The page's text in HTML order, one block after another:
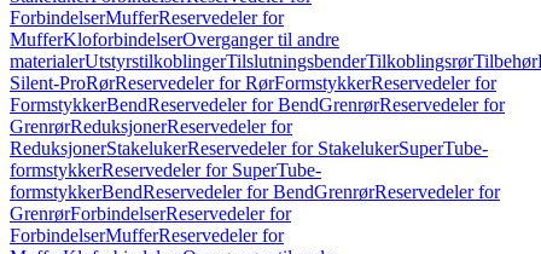
ForbindelserMufferReservedeler for
MufferKloforbindelserOverganger til andre
materialerUtstyrstilkoblingerTilslutningsbenderTilkoblingsrørTilbehør
Silent-ProRørReservedeler for RørFormstykkerReservedeler for
FormstykkerBendReservedeler for BendGrenrørReservedeler for
GrenrørReduksjonerReservedeler for
ReduksjonerStakelukerReservedeler for StakelukerSuperTube-
formstykkerReservedeler for SuperTube-
formstykkerBendReservedeler for BendGrenrørReservedeler for
GrenrørForbindelserReservedeler for
ForbindelserMufferReservedeler for